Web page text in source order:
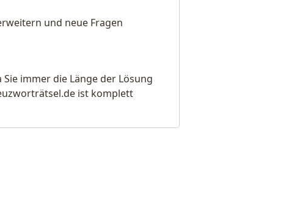
und neue Fragen
immer die Länge der Lösung
ist komplett